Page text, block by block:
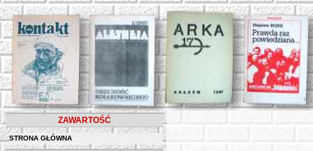
ZAWARTOŚĆ
STRONA GŁÓWNA